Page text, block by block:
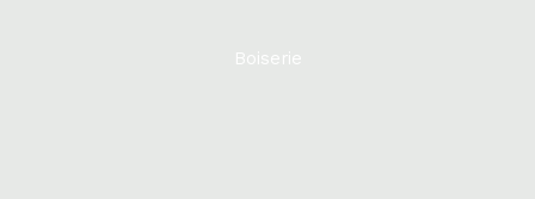
Boiserie